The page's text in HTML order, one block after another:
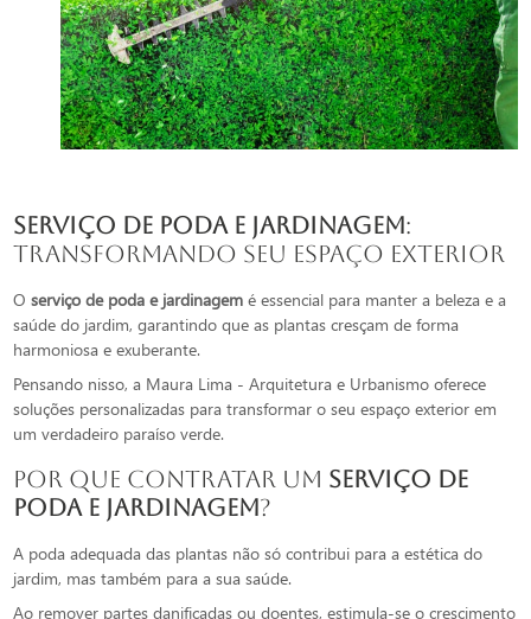
serviço de poda e jardinagem:
Transformando seu Espaço Exterior
Oserviço de poda e jardinagem é essencial para manter a beleza e a
saúde do jardim, garantindo que as plantas cresçam de forma
harmoniosa e exuberante.
Pensando nisso, a Maura Lima - Arquitetura e Urbanismo oferece
soluções personalizadas para transformar o seu espaço exterior em
um verdadeiro paraíso verde.
Por que Contratar um serviço de
poda e jardinagem?
A poda adequada das plantas não só contribui para a estética do
jardim, mas também para a sua saúde.
Ao remover partes danificadas ou doentes, estimula-se o crescimento